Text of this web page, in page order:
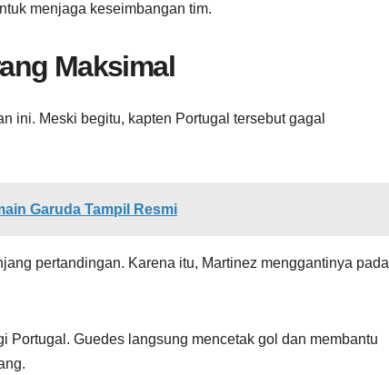
menjaga keseimbangan tim.
Maksimal
ini. Meski begitu, kapten Portugal tersebut gagal
Garuda Tampil Resmi
pertandingan. Karena itu, Martinez menggantinya pada
Portugal. Guedes langsung mencetak gol dan membantu